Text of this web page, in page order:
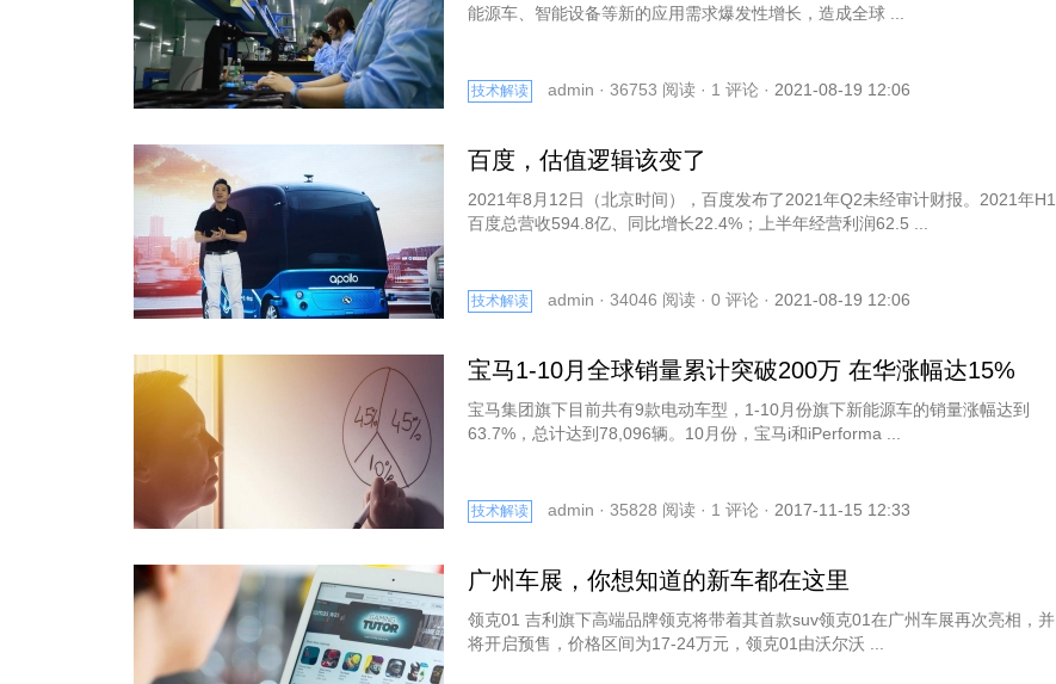
能源车、智能设备等新的应用需求爆发性增长，造成全球 ...
技术解读 admin · 36753 阅读 · 1 评论 · 2021-08-19 12:06
百度，估值逻辑该变了
2021年8月12日（北京时间），百度发布了2021年Q2未经审计财报。2021年H1
百度总营收594.8亿、同比增长22.4%；上半年经营利润62.5 ...
技术解读 admin · 34046 阅读 · 0 评论 · 2021-08-19 12:06
宝马1-10月全球销量累计突破200万 在华涨幅达15%
宝马集团旗下目前共有9款电动车型，1-10月份旗下新能源车的销量涨幅达到
63.7%，总计达到78,096辆。10月份，宝马i和iPerforma ...
技术解读 admin · 35828 阅读 · 1 评论 · 2017-11-15 12:33
广州车展，你想知道的新车都在这里
领克01 吉利旗下高端品牌领克将带着其首款suv领克01在广州车展再次亮相，并
将开启预售，价格区间为17-24万元，领克01由沃尔沃 ...